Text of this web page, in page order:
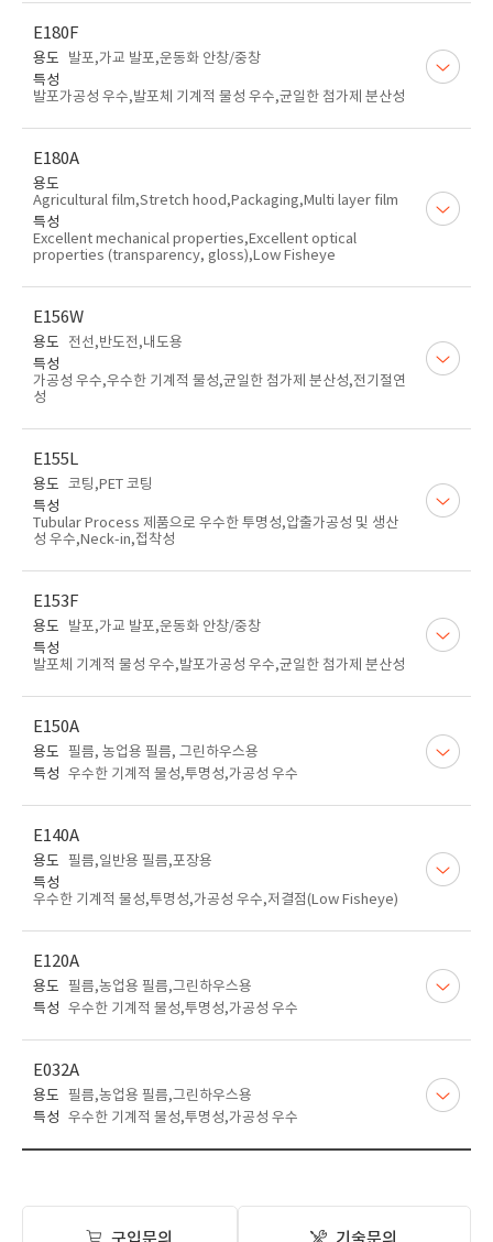
E180F
용도
발포,가교 발포,운동화 안창/중창
특성
발포가공성 우수,발포체 기계적 물성 우수,균일한 첨가제 분산성
E180A
용도
Agricultural film,Stretch hood,Packaging,Multi layer film
특성
Excellent mechanical properties,Excellent optical
properties (transparency, gloss),Low Fisheye
E156W
용도
전선,반도전,내도용
특성
가공성 우수,우수한 기계적 물성,균일한 첨가제 분산성,전기절연
성
E155L
용도 코팅,PET 코팅
특성
Tubular Process 제품으로 우수한 투명성,압출가공성 및 생산
성 우수,Neck-in,접착성
E153F
용도
발포,가교 발포,운동화 안창/중창
특성
발포체 기계적 물성 우수,발포가공성 우수,균일한 첨가제 분산성
E150A
용도 필름, 농업용 필름, 그린하우스용
특성 우수한 기계적 물성,투명성,가공성 우수
E140A
용도 필름,일반용 필름,포장용
특성
우수한 기계적 물성,투명성,가공성 우수,저결점(Low Fisheye)
E120A
용도 필름,농업용 필름,그린하우스용
특성 우수한 기계적 물성,투명성,가공성 우수
E032A
용도 필름,농업용 필름,그린하우스용
특성 우수한 기계적 물성,투명성,가공성 우수